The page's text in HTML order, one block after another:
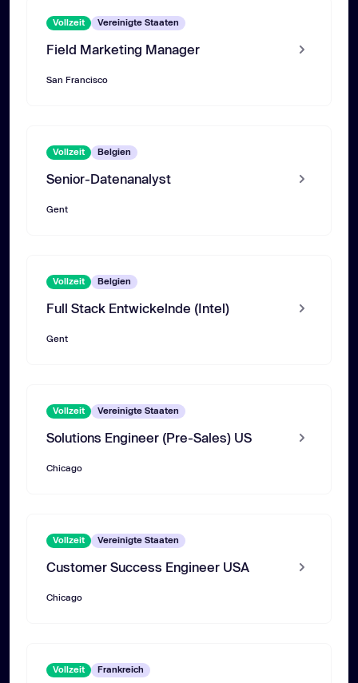
Vollzeit Vereinigte Staaten
Field Marketing Manager
San Francisco
Vollzeit Belgien
Senior-Datenanalyst
Gent
Vollzeit Belgien
Full Stack Entwickelnde (Intel)
Gent
Vollzeit Vereinigte Staaten
Solutions Engineer (Pre-Sales) US
Chicago
Vollzeit Vereinigte Staaten
Customer Success Engineer USA
Chicago
Vollzeit Frankreich